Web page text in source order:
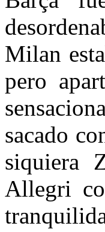
Milan
pero
sacado
siquiera
Allegri